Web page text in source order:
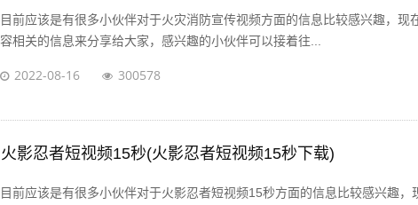
目前应该是有很多小伙伴对于火灾消防宣传视频方面的信息比较感兴趣，现
容相关的信息来分享给大家，感兴趣的小伙伴可以接着往...
2022-08-16 300578
火影忍者短视频15秒(火影忍者短视频15秒下载)
目前应该是有很多小伙伴对于火影忍者短视频15秒方面的信息比较感兴趣